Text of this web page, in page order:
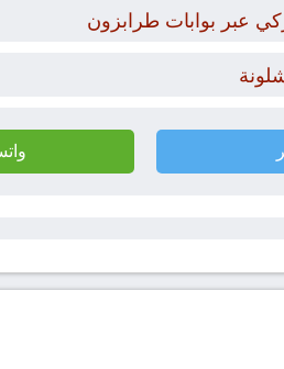
عبر بوابات طرابزون